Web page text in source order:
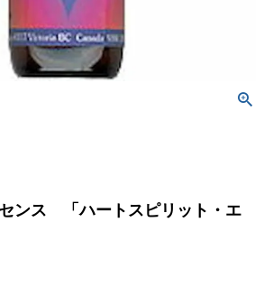
ンス 「ハートスピリット・エ